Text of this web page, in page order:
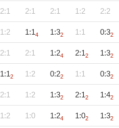
2:1 2:1 2:1 1:2 2:2
1:2 1:14 1:32 1:1 0:32
2:1 2:1 1:24 2:12 1:32
1:12 1:2 0:22 1:1 0:32
2:1 1:2 1:32 2:12 1:42
1:2 1:0 1:24 1:02 1:32